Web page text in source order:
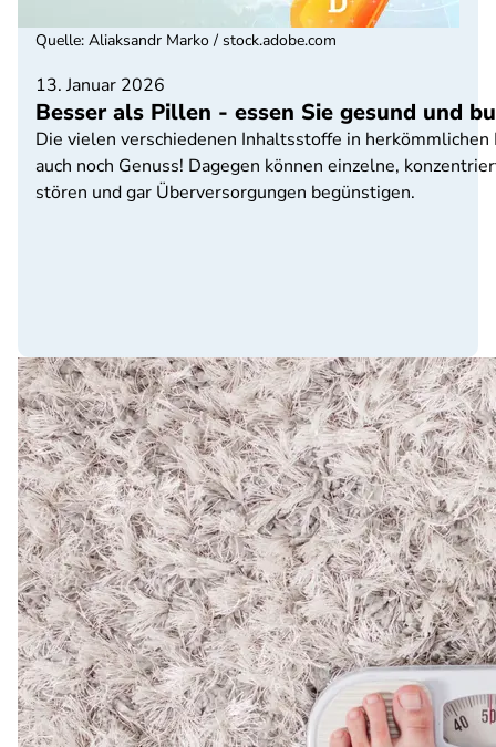
13. Januar 2026
Besser als Pillen - essen Sie gesund und
Die vielen verschiedenen Inhaltsstoffe in
auch noch Genuss! Dagegen können einzelne,
stören und gar Überversorgungen begünstigen.
Quelle: Aliaksandr Marko / stock.adobe.com